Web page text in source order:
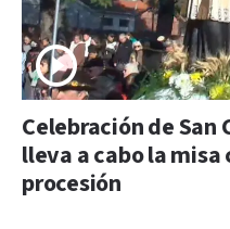
Celebración de San
lleva a cabo la
procesión